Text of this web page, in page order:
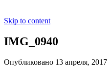
Skip to content
IMG_0940
Опубликовано 13 апреля, 2017